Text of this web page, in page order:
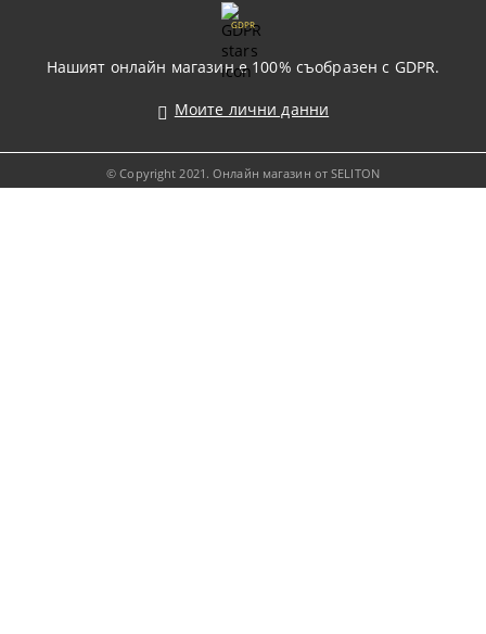
GDPR
Нашият онлайн магазин е 100% съобразен с GDPR.
Моите лични данни
© Copyright 2021. Онлайн магазин от SELITON